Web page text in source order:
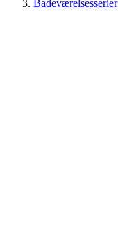
Badeværelsesserier